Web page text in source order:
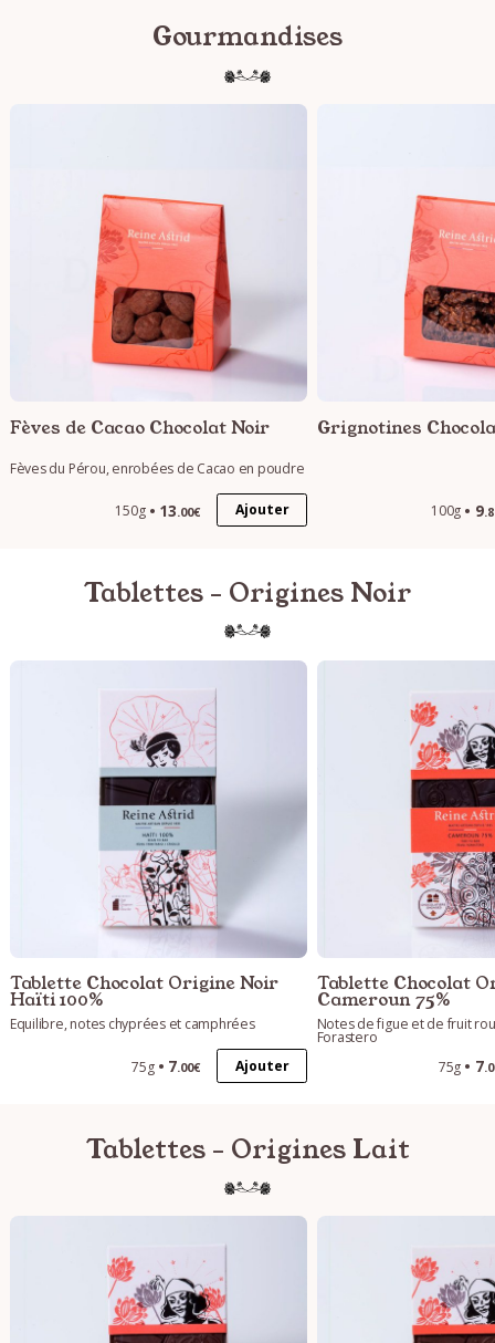
Gourmandises
Fèves de Cacao Chocolat Noir
Fèves du Pérou, enrobées de Cacao en poudre
150g 13.00€ Ajouter
Grignotines
100g 9
Tablettes - Origines Noir
Tablette Chocolat Origine Noir
Haïti 100%
Equilibre, notes chyprées et camphrées
75g 7.00€ Ajouter
Tablette Chocolat
Cameroun 75%
Notes de figue et de fruit
Forastero
75g
7
Tablettes - Origines Lait